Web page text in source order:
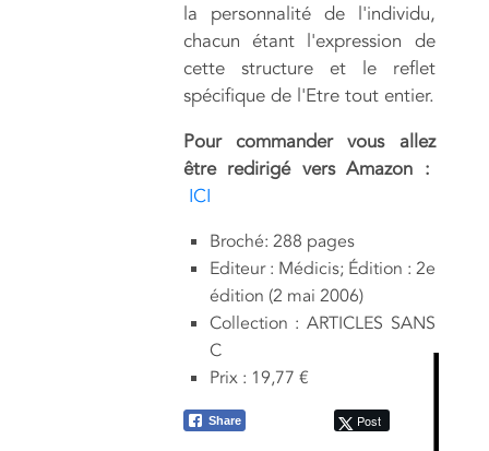
la personnalité de l'individu,
chacun étant l'expression de
cette structure et le reflet
spécifique de l'Etre tout entier.
Pour commander vous allez
être redirigé vers Amazon :
ICI
Broché: 288 pages
Editeur : Médicis; Édition : 2e
édition (2 mai 2006)
Collection : ARTICLES SANS
C
Prix : 19,77 €
Share Post